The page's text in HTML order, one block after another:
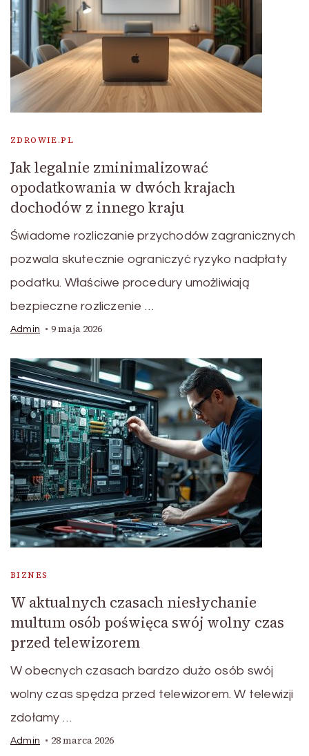
ZDROWIE.PL
Jak legalnie zminimalizować
opodatkowania w dwóch krajach
dochodów z innego kraju
Świadome rozliczanie przychodów zagranicznych
pozwala skutecznie ograniczyć ryzyko nadpłaty
podatku. Właściwe procedury umożliwiają
bezpieczne rozliczenie …
Admin 9 maja 2026
BIZNES
W aktualnych czasach niesłychanie
multum osób poświęca swój wolny czas
przed telewizorem
W obecnych czasach bardzo dużo osób swój
wolny czas spędza przed telewizorem. W telewizji
zdołamy …
Admin 28 marca 2026